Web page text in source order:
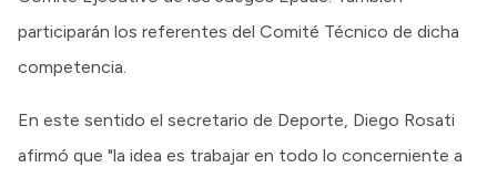
participarán los referentes del Comité Técnico de dicha
competencia.
En este sentido el secretario de Deporte, Diego Rosati
afirmó que "la idea es trabajar en todo lo concerniente a